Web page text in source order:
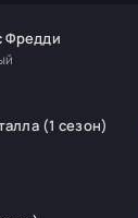
Фредди
(1 сезон)